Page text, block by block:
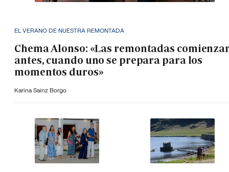
EL VERANO DE NUESTRA REMONTADA
Chema Alonso: «Las remontadas
antes, cuando uno se prepara para los
momentos duros»
Karina Sainz Borgo